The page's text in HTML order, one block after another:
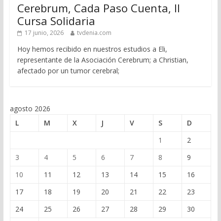
Cerebrum, Cada Paso Cuenta, II
Cursa Solidaria
17 junio, 2026 tvdenia.com
Hoy hemos recibido en nuestros estudios a Eli,
representante de la Asociación Cerebrum; a Christian,
afectado por un tumor cerebral;
agosto 2026
L
M X J V S
D
1
2
3
4 5 6 7 8
9
10
11 12 13 14 15
16
17
18 19 20 21 22
23
24
25 26 27 28 29
30